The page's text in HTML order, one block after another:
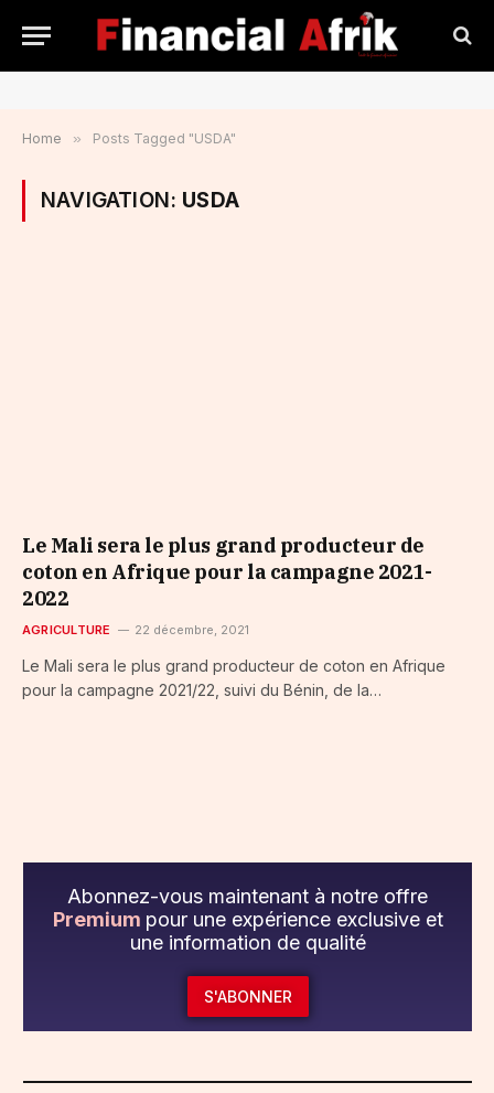
Home » Posts Tagged "USDA"
NAVIGATION: USDA
Le Mali sera le plus grand producteur de
coton en Afrique pour la campagne 2021-
2022
AGRICULTURE 22 décembre, 2021
Le Mali sera le plus grand producteur de coton en Afrique
pour la campagne 2021/22, suivi du Bénin, de la…
Abonnez-vous maintenant à notre offre
Premium pour une expérience exclusive et
une information de qualité
S'ABONNER